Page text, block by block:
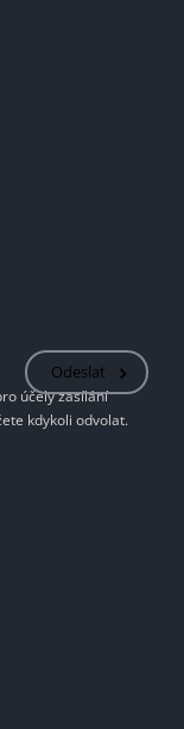
Odeslat
účely zasílání
kdykoli odvolat.